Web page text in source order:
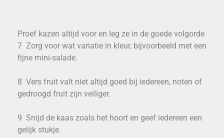
Proef kazen altijd voor en leg ze in de goede volgorde
7 Zorg voor wat variatie in kleur, bijvoorbeeld met een
fijne mini-salade.
8 Vers fruit valt niet altijd goed bij iedereen, noten of
gedroogd fruit zijn veiliger.
9 Snijd de kaas zoals het hoort en geef iedereen een
gelijk stukje.